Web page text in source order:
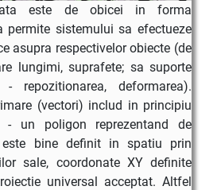
este de obicei in forma
permite sistemului sa efectueze
asupra respectivelor obiecte (de
lungimi, suprafete; sa suporte
repozitionarea, deformarea).
(vectori) includ in principiu
- un poligon reprezentand de
bine definit in spatiu prin
sale, coordonate XY definite
universal acceptat. Altfel